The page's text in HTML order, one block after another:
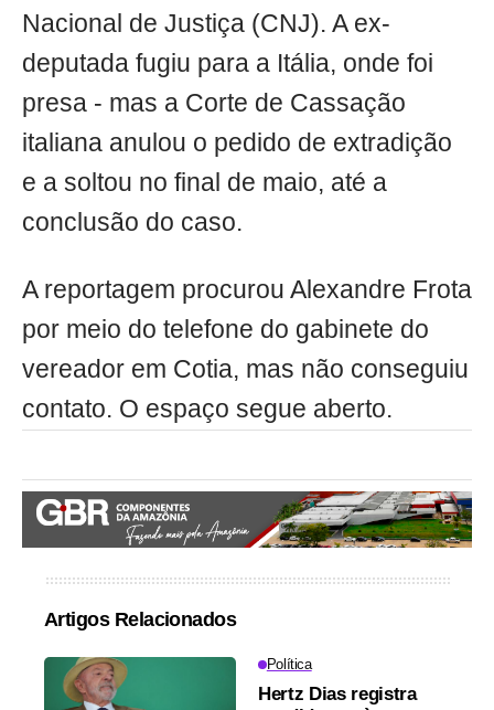
Nacional de Justiça (CNJ). A ex-
deputada fugiu para a Itália, onde foi
presa - mas a Corte de Cassação
italiana anulou o pedido de extradição
e a soltou no final de maio, até a
conclusão do caso.
A reportagem procurou Alexandre Frota
por meio do telefone do gabinete do
vereador em Cotia, mas não conseguiu
contato. O espaço segue aberto.
Artigos Relacionados
Política
Hertz Dias registra